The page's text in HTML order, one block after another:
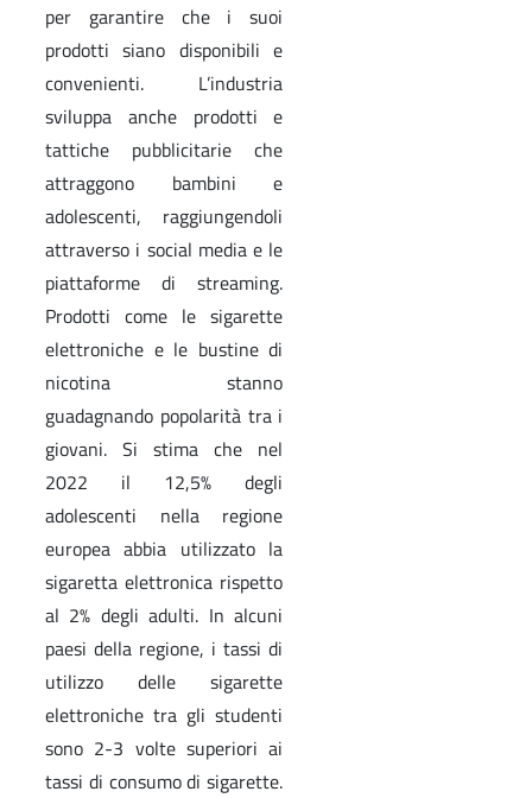
per garantire che i suoi
prodotti siano disponibili e
convenienti. L’industria
sviluppa anche prodotti e
tattiche pubblicitarie che
attraggono bambini e
adolescenti, raggiungendoli
attraverso i social media e le
piattaforme di streaming.
Prodotti come le sigarette
elettroniche e le bustine di
nicotina stanno
guadagnando popolarità tra i
giovani. Si stima che nel
2022 il 12,5% degli
adolescenti nella regione
europea abbia utilizzato la
sigaretta elettronica rispetto
al 2% degli adulti. In alcuni
paesi della regione, i tassi di
utilizzo delle sigarette
elettroniche tra gli studenti
sono 2-3 volte superiori ai
tassi di consumo di sigarette.